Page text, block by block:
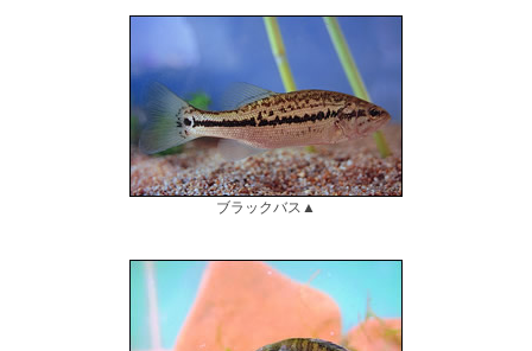
ブラックバス▲